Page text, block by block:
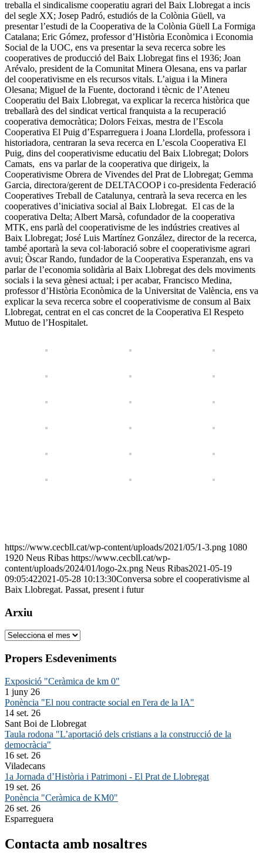
treballa el sindicalisme cooperatiu agrari del Baix Llobregat a incis
del segle XX; Josep Padró, estudiós de la Colònia Güell, va
presentar l’estudi de la Cooperativa de la Colònia Güell La Formiga
Catalana; Eric Gómez, professor d’Història Econòmica i Economia
Social de la UOC, ens va presentar la seva recerca sobre les
cooperatives de producció del Baix Llobregat fins el 1936; Joan
Arévalo, president de la Comunitat Minera Olesana, ens va parlar
del cooperativisme en els recursos vitals. L’aigua i la Minera
Olesana; Miguel de la Fuente, doctorand i tècnic de l’Ateneu
Cooperatiu del Baix Llobregat, va explicar la recerca històrica que
treballarà des del sindicat vertical franquista a la recuperació
cooperativa democràtica; Dolors Feixas, mestra de l’Escola
Cooperativa El Puig d’Esparreguera i Joana Llordella, professora i
historiadora, centraran la seva recerca en L’escola Cooperativa El
Puig, dins del cooperativisme educatiu del Baix Llobregat; Dolors
Camats, ens va parlar de la cooperativa que dirigeix, la
Cooperativisme Obrera de Vivendes del Prat de Llobregat; Gemma
Garcia, directora/gerent de DELTACOOP i co-presidenta Federació
Cooperatives Treball de Catalunya, centrarà la seva recerca en les
cooperatives d’iniciativa social al Baix Llobregat. El cas de la
cooperativa Delta; Albert Marsà, cofundador de la cooperativa
MTK, ens parlà del cooperativisme de les indústries creatives al
Baix Llobregat; José Luis Martínez González, director de la recerca,
també aportarà la seva col·laboració sobre el cooperativisme agrari
avui; Òscar Rando, fundador de la Cooperativa Esperanzah, ens va
parlar de l’economia solidària al Baix Llobregat des dels moviments
socials i la seva gènesi actual; i per acabar, Francisco Medina,
professor d’Història Econòmica de la Universitat de València, ens va
explicar la seva recerca sobre el cooperativisme de consum al Baix
Llobregat, centrat en el cas concret de la Cooperativa El Respeto
Mutuo de l’Hospitalet.
https://www.cecbll.cat/wp-content/uploads/2021/05/1-3.png 1080
1920 Neus Ribas https://www.cecbll.cat/wp-
content/uploads/2024/01/logo-2x.png Neus Ribas2021-05-19
09:05:422021-05-28 10:13:30Conversa sobre el cooperativisme al
Baix Llobregat. Passat, present i futur
Arxiu
Arxiu
Propers Esdeveniments
Exposició "Ceràmica de km 0"
1 juny 26
Ponència "El nou contracte social en l'era de la IA"
14 set. 26
Sant Boi de Llobregat
Taula rodona "L’aportació dels cristians a la construcció de la
democràcia"
16 set. 26
Viladecans
1a Jornada d’Història i Patrimoni - El Prat de Llobregat
19 set. 26
Ponència "Ceràmica de KM0"
26 set. 26
Esparreguera
Contacta amb nosaltres